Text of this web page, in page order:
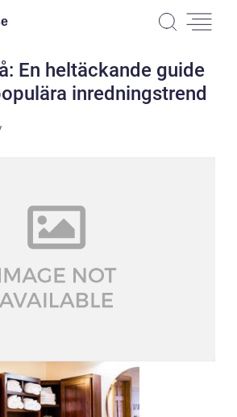
En heltäckande guide
inredningstrend